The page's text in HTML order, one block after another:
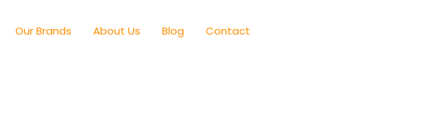
Our Brands About Us Blog Contact